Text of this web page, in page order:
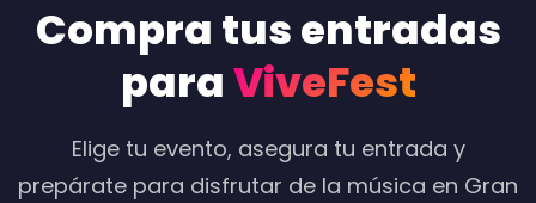
Compra tus entradas
paraViveFest
Elige tu evento, asegura tu entrada y
prepárate para disfrutar de la música en Gran